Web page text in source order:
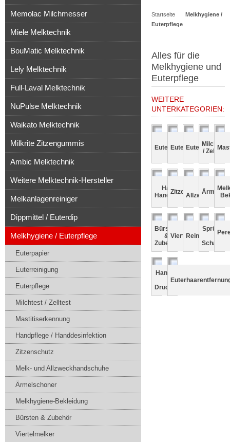
Startseite
Melkhygiene /
Euterpflege
Alles für die
Melkhygiene und
Euterpflege
WEITERE
UNTERKATEGORIEN:
EuterpapierEuterreinigung
Euterpflege
Milchtest
/ Zelltest
Handpflege /
Handdesinfektion
ZitzenschutzMelk-
Bürsten
&
Zubehör
Viertelmelker
&
Handspritzen
/
Druckspritzen
Memolac Milchmesser
Miele Melktechnik
BouMatic Melktechnik
Lely Melktechnik
Full-Laval Melktechnik
NuPulse Melktechnik
Waikato Melktechnik
Milkrite Zitzengummis
Ambic Melktechnik
Weitere Melktechnik-Hersteller
Melkanlagenreiniger
Dippmittel / Euterdip
Melkhygiene / Euterpflege
Euterpapier
Euterreinigung
Euterpflege
Milchtest / Zelltest
Mastitiserkennung
Handpflege / Handdesinfektion
Zitzenschutz
Melk- und Allzweckhandschuhe
Ärmelschoner
Melkhygiene-Bekleidung
Bürsten & Zubehör
Viertelmelker